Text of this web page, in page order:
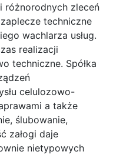
różnorodnych zleceń
techniczne
wachlarza usług.
realizacji
techniczne. Spółka
celulozowo-
a także
ślubowanie,
załogi daje
nietypowych